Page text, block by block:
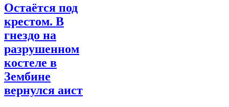
Остаётся под
крестом. В
гнездо на
разрушенном
костеле в
Зембине
вернулся аист